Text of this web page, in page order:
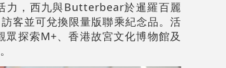
力，西九與Butterbear於暹羅百麗
客並可兌換限量版聯乘紀念品。活
探索M+、香港故宮文化博物館及